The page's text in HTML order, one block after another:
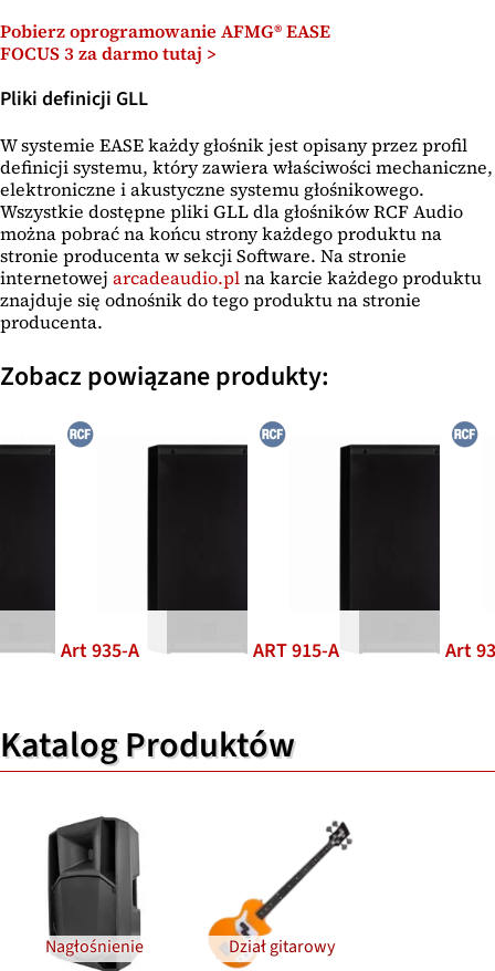
Pobierz oprogramowanie AFMG® EASE
FOCUS 3 za darmo tutaj >
Pliki definicji GLL
W systemie EASE każdy głośnik jest opisany przez profil
definicji systemu, który zawiera właściwości mechaniczne,
elektroniczne i akustyczne systemu głośnikowego.
Wszystkie dostępne pliki GLL dla głośników RCF Audio
można pobrać na końcu strony każdego produktu na
stronie producenta w sekcji Software. Na stronie
internetowej arcadeaudio.plna karcie każdego produktu
znajduje się odnośnik do tego produktu na stronie
producenta.
Zobacz powiązane produkty:
Art 935-A ART 915-A Art
Katalog Produktów
Nagłośnienie Dział gitarowy